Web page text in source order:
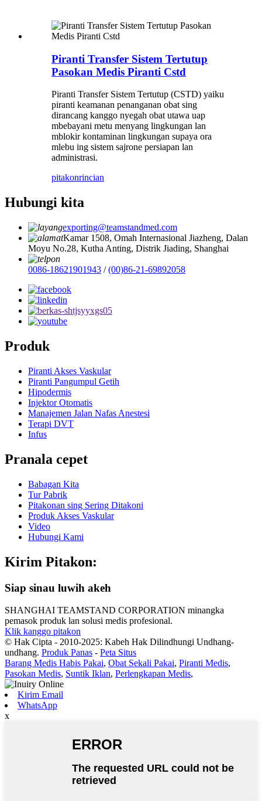
Piranti Transfer Sistem Tertutup
Pasokan Medis Piranti Cstd
Piranti Transfer Sistem Tertutup (CSTD) yaiku
piranti keamanan penanganan obat sing
dirancang kanggo nyegah obat utawa uap
mbebayani metu menyang lingkungan lan
mblokir kontaminan lingkungan supaya ora
mlebu ing sistem sajrone persiapan lan
administrasi.
pitakonrincian
Hubungi kita
exporting@teamstandmed.com
Kamar 1508, Omah Internasional Jiazheng, Dalan
Moyu No.28, Kutha Anting, Distrik Jiading, Shanghai
0086-18621901943 /(00)86-21-69892058
Produk
Piranti Akses Vaskular
Piranti Pangumpul Getih
Hipodermis
Injektor Otomatis
Manajemen Jalan Nafas Anestesi
Terapi DVT
Infus
Pranala cepet
Babagan Kita
Tur Pabrik
Pitakonan sing Sering Ditakoni
Produk Akses Vaskular
Video
Hubungi Kami
Kirim Pitakon:
Siap sinau luwih akeh
SHANGHAI TEAMSTAND CORPORATION minangka
pemasok produk lan solusi medis profesional.
Klik kanggo pitakon
© Hak Cipta - 2010-2025: Kabeh Hak Dilindhungi Undhang-
undhang. Produk Panas - Peta Situs
Barang Medis Habis Pakai, Obat Sekali Pakai, Piranti Medis,
Pasokan Medis, Suntik Iklan, Perlengkapan Medis,
Kirim Email
WhatsApp
x